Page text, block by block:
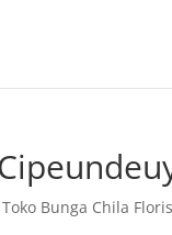
Toko Bunga Chila